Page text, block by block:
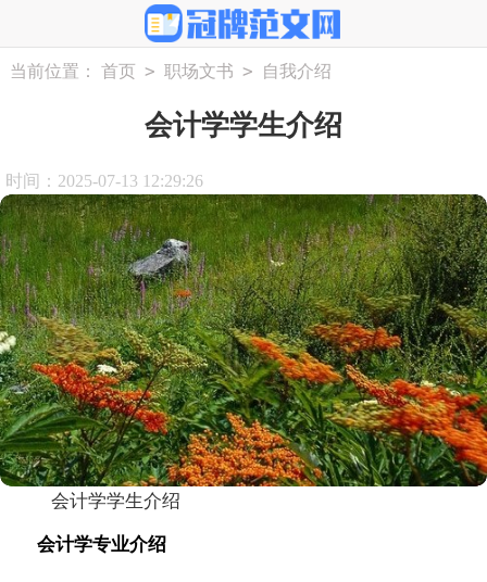
当前位置： 首页 > 职场文书 > 自我介绍
会计学学生介绍
时间：2025-07-13 12:29:26
会计学学生介绍
会计学专业介绍